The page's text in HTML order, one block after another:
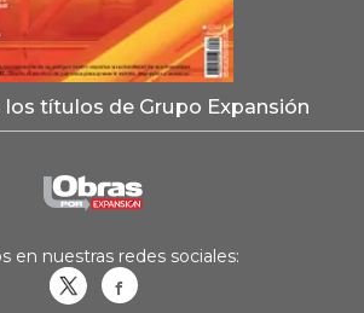
los títulos de Grupo Expansión
en nuestras redes sociales: